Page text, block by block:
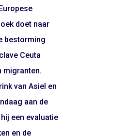
doet naar
bestorming
Ceuta
migranten.
van Asiel en
aan de
een evaluatie
en de